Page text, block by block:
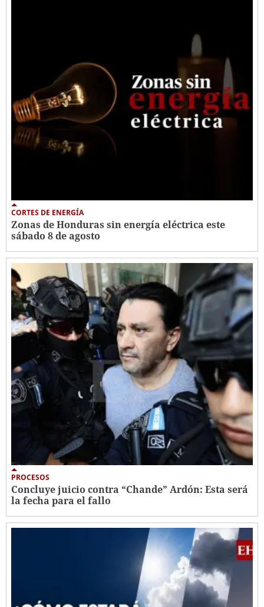
CORTES DE ENERGÍA
Zonas de Honduras sin energía eléctrica este
sábado 8 de agosto
PROCESOS
Concluye juicio contra “Chande” Ardón: Esta será
la fecha para el fallo